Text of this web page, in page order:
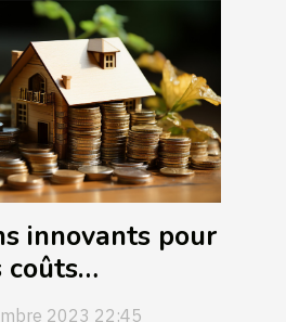
innovants pour
coûts
2023 22:45